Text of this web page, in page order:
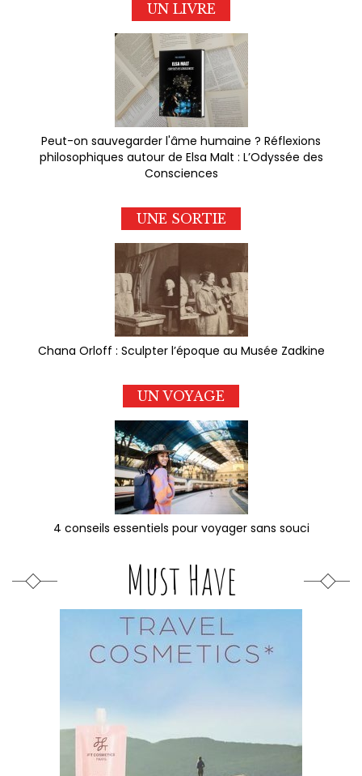
UN LIVRE
Peut-on sauvegarder l'âme humaine ? Réflexions
philosophiques autour de Elsa Malt : L’Odyssée des
Consciences
UNE SORTIE
Chana Orloff : Sculpter l’époque au Musée Zadkine
UN VOYAGE
4 conseils essentiels pour voyager sans souci
Must Have